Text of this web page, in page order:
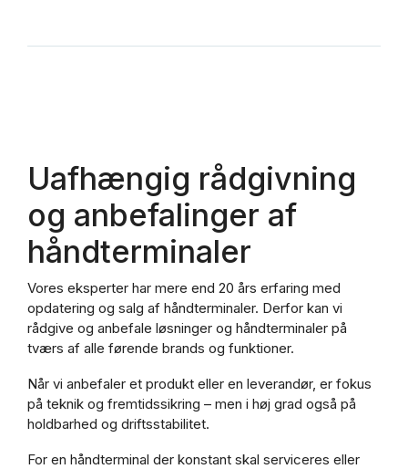
Uafhængig rådgivning
og anbefalinger af
håndterminaler
Vores eksperter har mere end 20 års erfaring med
opdatering og salg af håndterminaler. Derfor kan vi
rådgive og anbefale løsninger og håndterminaler på
tværs af alle førende brands og funktioner.
Når vi anbefaler et produkt eller en leverandør, er fokus
på teknik og fremtidssikring – men i høj grad også på
holdbarhed og driftsstabilitet.
For en håndterminal der konstant skal serviceres eller